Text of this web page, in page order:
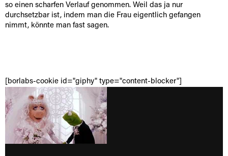
so einen scharfen Verlauf genommen. Weil das ja nur
durchsetzbar ist, indem man die Frau eigentlich gefangen
nimmt, könnte man fast sagen.
[borlabs-cookie id="giphy" type="content-blocker"]